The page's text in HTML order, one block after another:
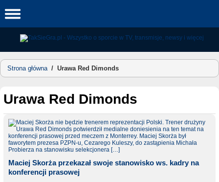
to
Strona główna/ Urawa Red Dimonds
Urawa Red Dimonds
Maciej Skorża przekazał swoje stanowisko ws. kadry na
konferencji prasowej